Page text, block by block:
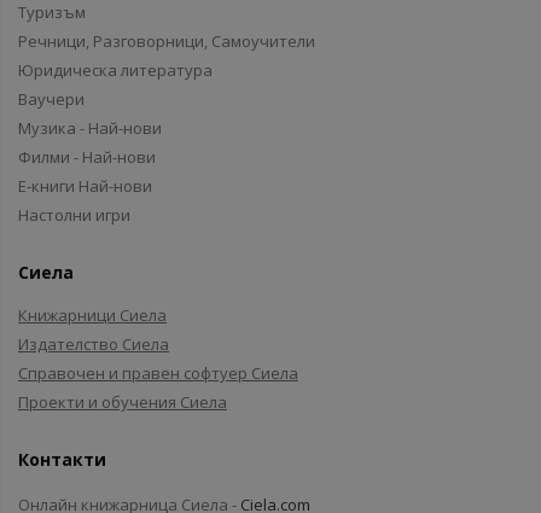
Туризъм
Речници, Разговорници, Самоучители
Юридическа литература
Ваучери
Музика - Най-нови
Филми - Най-нови
Е-книги Най-нови
Настолни игри
Сиела
Книжарници Сиела
Издателство Сиела
Справочен и правен софтуер Сиела
Проекти и обучения Сиела
Контакти
Онлайн книжарница Сиела - Ciela.com